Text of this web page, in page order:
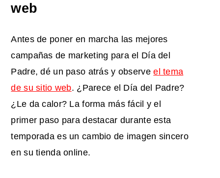
web
Antes de poner en marcha las mejores
campañas de marketing para el Día del
Padre, dé un paso atrás y observeel tema
de su sitio web. ¿Parece el Día del Padre?
¿Le da calor? La forma más fácil y el
primer paso para destacar durante esta
temporada es un cambio de imagen sincero
en su tienda online.